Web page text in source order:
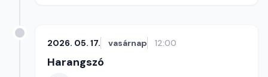
2026. 05. 17. vasárnap 12:00
Harangszó